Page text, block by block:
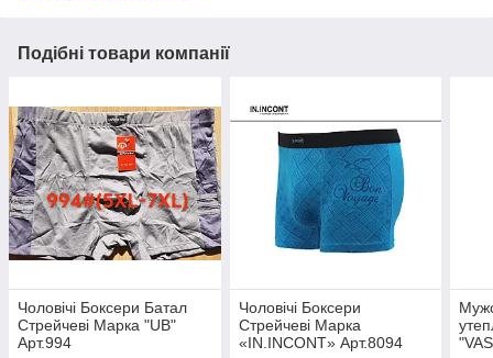
Подібні товари компанії
Чоловічі Боксери Батал
Стрейчеві Марка "UB"
Арт.994
Чоловічі Боксери
Стрейчеві Марка
«IN.INCONT» Арт.8094